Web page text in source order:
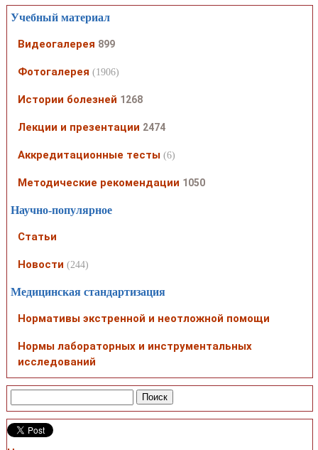
Учебный материал
Видеогалерея 899
Фотогалерея (1906)
Истории болезней 1268
Лекции и презентации 2474
Аккредитационные тесты (6)
Методические рекомендации 1050
Научно-популярное
Статьи
Новости (244)
Медицинская стандартизация
Нормативы экстренной и неотложной помощи
Нормы лабораторных и инструментальных
исследований